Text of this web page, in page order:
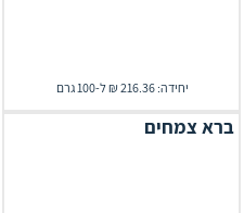
יחידה: 216.36 ₪ ל-100 גרם
ברא צמחים